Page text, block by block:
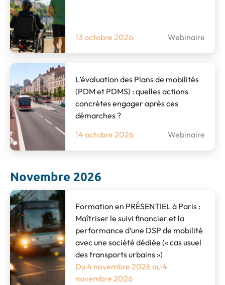
13 octobre 2026 Webinaire
L’évaluation des Plans de mobilités
(PDM et PDMS) : quelles actions
concrètes engager après ces
démarches ?
14 octobre 2026
Webinaire
Novembre 2026
Formation en PRÉSENTIEL à Paris :
Maîtriser le suivi financier et la
performance d’une DSP de mobilité
avec une société dédiée (« cas usuel
des transports urbains »)
Du 4 novembre 2026 au 4
novembre 2026